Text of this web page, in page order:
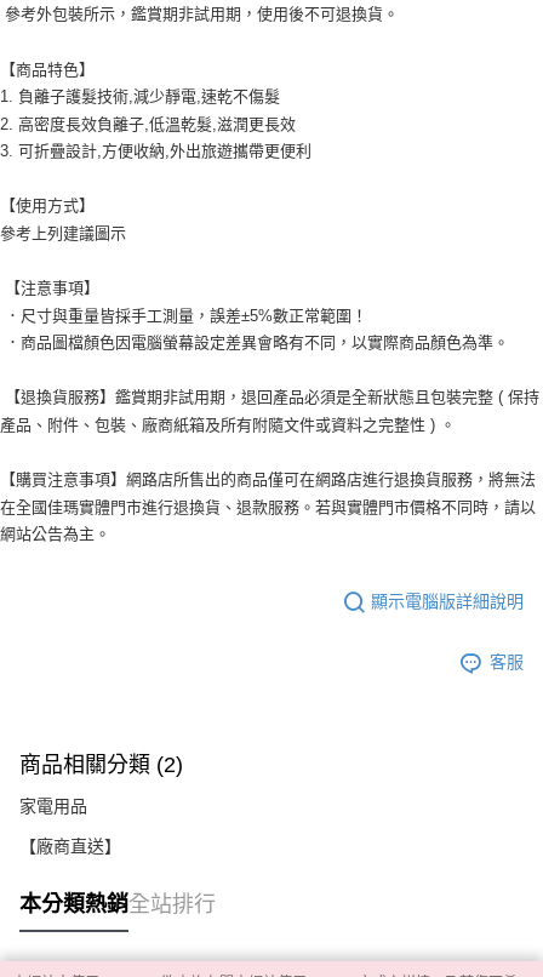
參考外包裝所示， 鑑賞期非試用期，使用後不可退換貨。
【商品特色】
1. 負離子護髮技術,減少靜電,速乾不傷髮
2. 高密度長效負離子,低溫乾髮,滋潤更長效
3. 可折疊設計,方便收納,外出旅遊攜帶更便利
【使用方式】
參考上列建議圖示
【注意事項】
．尺寸與重量皆採手工測量，誤差±5%數正常範圍！
．商品圖檔顏色因電腦螢幕設定差異會略有不同，以實際商品顏色為準。
【退換貨服務】鑑賞期非試用期，退回產品必須是全新狀態且包裝完整 ( 保持
產品、附件、包裝、廠商紙箱及所有附隨文件或資料之完整性 ) 。
【購買注意事項】網路店所售出的商品僅可在網路店進行退換貨服務，將無法
在全國佳瑪實體門市進行退換貨、退款服務。若與實體門市價格不同時，請以
網站公告為主。
顯示電腦版詳細說明
客服
商品相關分類 (2)
家電用品
【廠商直送】
本分類熱銷全站排行